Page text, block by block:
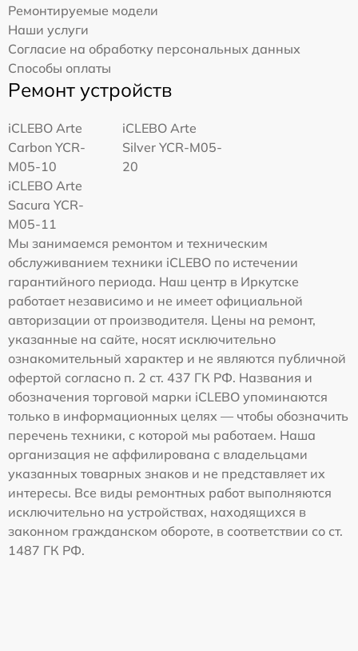
Ремонтируемые модели
Наши услуги
Согласие на обработку персональных данных
Способы оплаты
Ремонт устройств
iCLEBO Arte
Carbon YCR-
M05-10
iCLEBO Arte
Silver YCR-M05-
20
iCLEBO Arte
Sacura YCR-
M05-11
Мы занимаемся ремонтом и техническим
обслуживанием техники iCLEBO по истечении
гарантийного периода. Наш центр в Иркутске
работает независимо и не имеет официальной
авторизации от производителя. Цены на ремонт,
указанные на сайте, носят исключительно
ознакомительный характер и не являются публичной
офертой согласно п. 2 ст. 437 ГК РФ. Названия и
обозначения торговой марки iCLEBO упоминаются
только в информационных целях — чтобы обозначить
перечень техники, с которой мы работаем. Наша
организация не аффилирована с владельцами
указанных товарных знаков и не представляет их
интересы. Все виды ремонтных работ выполняются
исключительно на устройствах, находящихся в
законном гражданском обороте, в соответствии со ст.
1487 ГК РФ.